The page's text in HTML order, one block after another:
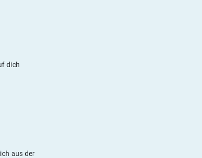
dich
aus der